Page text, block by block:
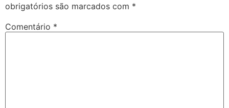
obrigatórios são marcados com *
Comentário *